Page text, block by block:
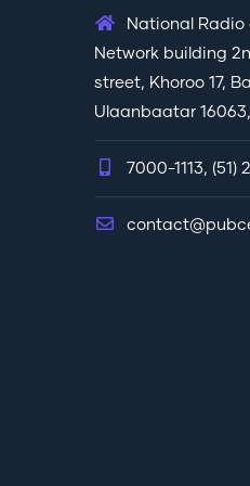
National Radio
Network building
street, Khoroo 17,
Ulaanbaatar
7000-1113, (51)